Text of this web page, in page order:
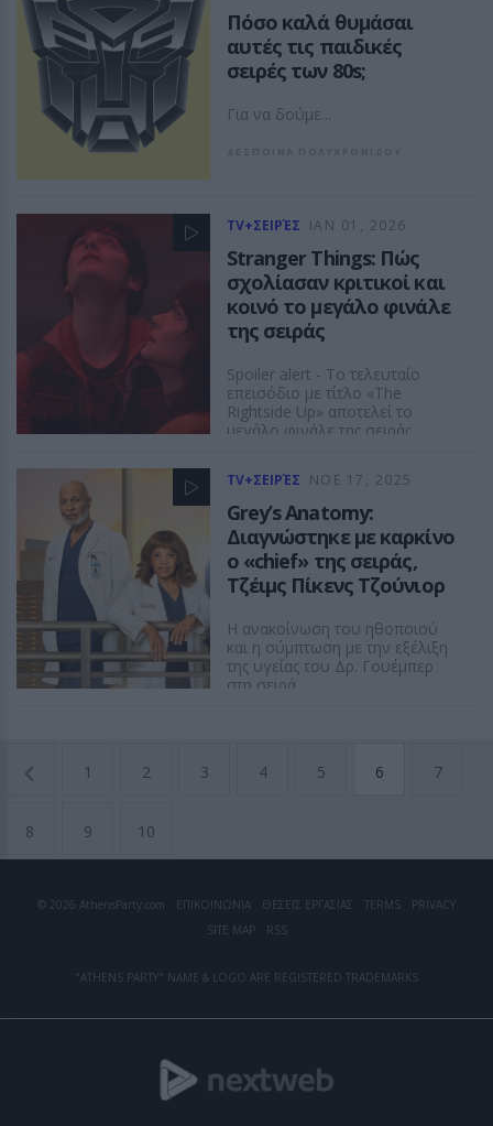
Πόσο καλά θυμάσαι
αυτές τις παιδικές
σειρές των 80s;
Για να δούμε...
TV+ΣΕΙΡΈΣ ΙΑΝ 01, 2026
Stranger Things: Πώς
σχολίασαν κριτικοί και
κοινό το μεγάλο φινάλε
της σειράς
Spoiler alert - Το τελευταίο
επεισόδιο με τίτλο «The
Rightside Up» αποτελεί το
μεγάλο φινάλε της σειράς
TV+ΣΕΙΡΈΣ ΝΟE 17, 2025
Grey’s Anatomy:
Διαγνώστηκε με καρκίνο
ο «chief» της σειράς,
Τζέιμς Πίκενς Τζούνιορ
Η ανακοίνωση του ηθοποιού
και η σύμπτωση με την εξέλιξη
της υγείας του Δρ. Γουέμπερ
στη σειρά
1 2 3 4 5 6 7
8 9 10
© 2026 AthensParty.com ΕΠΙΚΟΙΝΩΝΙΑ ΘΕΣΕΙΣ ΕΡΓΑΣΙΑΣ TERMS
PRIVACY
SITE MAP
RSS
"ATHENS PARTY" NAME & LOGO ARE REGISTERED TRADEMARKS